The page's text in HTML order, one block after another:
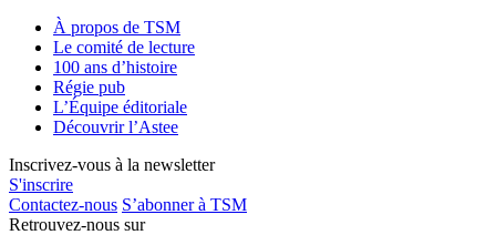
À propos de TSM
Le comité de lecture
100 ans d’histoire
Régie pub
L’Équipe éditoriale
Découvrir l’Astee
Inscrivez-vous à la newsletter
S'inscrire
Contactez-nous S’abonner à TSM
Retrouvez-nous sur